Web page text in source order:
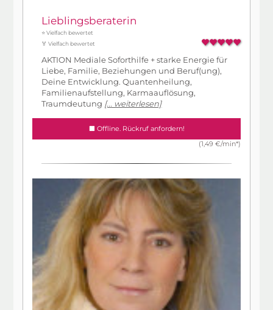
Lieblingsberaterin
⭐ Vielfach bewertet
🏅 Vielfach bewertet
AKTION Mediale Soforthilfe + starke Energie für
Liebe, Familie, Beziehungen und Beruf(ung),
Deine Entwicklung. Quantenheilung,
Familienaufstellung, Karmaauflösung,
Traumdeutung [... weiterlesen]
Offline. Rückruf anfordern!
(1,49 €/min*)